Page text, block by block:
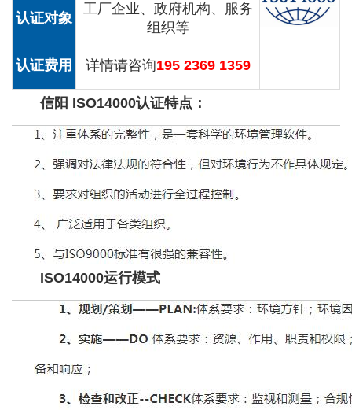
认证对象
工厂企业、政府机构、服务
组织等
认证费用 详情请咨询195 2369 1359
信阳 ISO14000认证特点：
ISO14000运行模式